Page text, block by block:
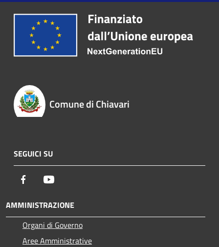
Comune di Chiavari
SEGUICI SU
Facebook
AMMINISTRAZIONE
Organi di Governo
Aree Amministrative